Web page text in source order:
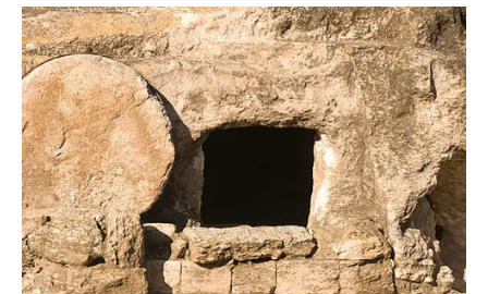
Ribe
Ribe će u narednih deset dana dobiti važnu vijest koja će
im vratiti optimizam. Poslovna situacija postaje sigurnija,
a ljubavni odnosi donose mnogo više nježnosti i
razumijevanja.
Jedna osoba mogla bi vam pružiti podršku koja će vam
mnogo značiti.